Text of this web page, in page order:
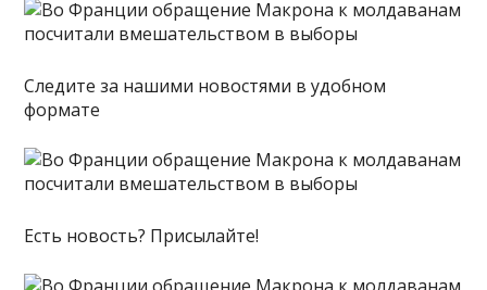
Следите за нашими новостями в удобном
формате
Есть новость? Присылайте!